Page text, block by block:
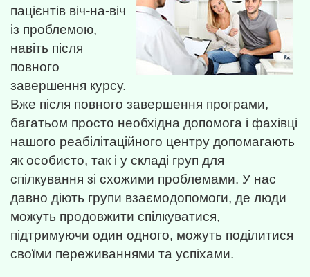
пацієнтів віч-на-віч
із проблемою,
навіть після
повного
завершення курсу.
Вже після повного завершення програми,
багатьом просто необхідна допомога і фахівці
нашого реабілітаційного центру допомагають
як особисто, так і у складі груп для
спілкування зі схожими проблемами. У нас
давно діють групи взаємодопомоги, де люди
можуть продовжити спілкуватися,
підтримуючи один одного, можуть поділитися
своїми переживаннями та успіхами.